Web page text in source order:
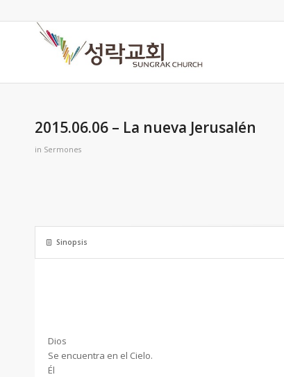
2015.06.06 – La nueva Jerusalén
in Sermones
Sinopsis
Dios
Se encuentra en el Cielo.
Él